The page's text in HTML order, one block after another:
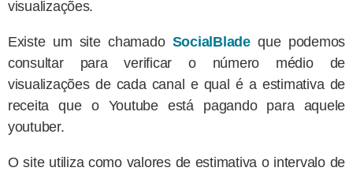
visualizações.
Existe um site chamado SocialBladeque podemos
consultar para verificar o número médio de
visualizações de cada canal e qual é a estimativa de
receita que o Youtube está pagando para aquele
youtuber.
O site utiliza como valores de estimativa o intervalo de